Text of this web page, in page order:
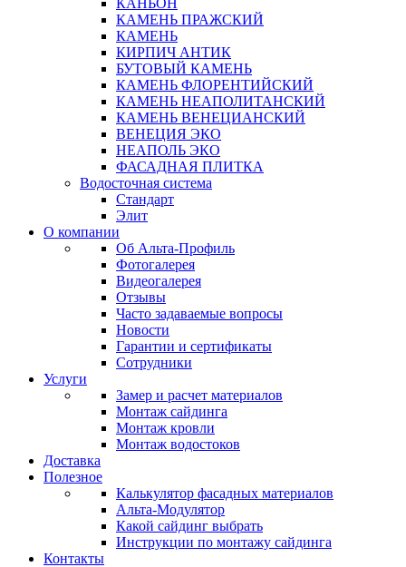
КАНЬОН
КАМЕНЬ ПРАЖСКИЙ
КАМЕНЬ
КИРПИЧ АНТИК
БУТОВЫЙ КАМЕНЬ
КАМЕНЬ ФЛОРЕНТИЙСКИЙ
КАМЕНЬ НЕАПОЛИТАНСКИЙ
КАМЕНЬ ВЕНЕЦИАНСКИЙ
ВЕНЕЦИЯ ЭКО
НЕАПОЛЬ ЭКО
ФАСАДНАЯ ПЛИТКА
Водосточная система
Стандарт
Элит
О компании
Об Альта-Профиль
Фотогалерея
Видеогалерея
Отзывы
Часто задаваемые вопросы
Новости
Гарантии и сертификаты
Сотрудники
Услуги
Замер и расчет материалов
Монтаж сайдинга
Монтаж кровли
Монтаж водостоков
Доставка
Полезное
Калькулятор фасадных материалов
Альта-Модулятор
Какой сайдинг выбрать
Инструкции по монтажу сайдинга
Контакты